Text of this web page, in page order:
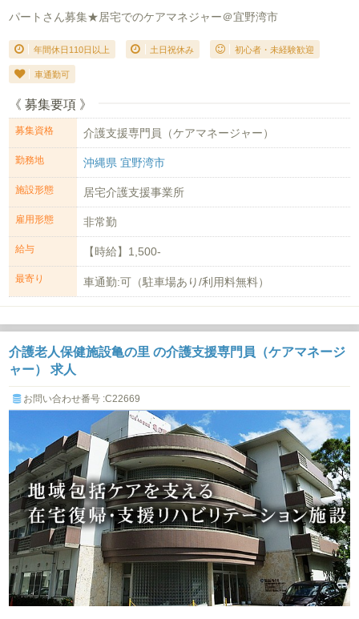
パートさん募集★居宅でのケアマネジャー＠宜野湾市
年間休日110日以上 土日祝休み 初心者・未経験歓迎
車通勤可
《 募集要項 》
募集資格 介護支援専門員（ケアマネージャー）
勤務地 沖縄県 宜野湾市
施設形態 居宅介護支援事業所
雇用形態 非常勤
給与 【時給】1,500-
最寄り 車通勤:可（駐車場あり/利用料無料）
介護老人保健施設亀の里 の介護支援専門員（ケアマネージ
ャー） 求人
お問い合わせ番号 :C22669